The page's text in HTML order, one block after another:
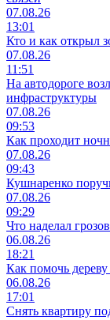
07.08.26
13:01
Кто и как открыл
07.08.26
11:51
На автодороге
инфраструктуры
07.08.26
09:53
Как проходит
07.08.26
09:43
Кушнаренко
07.08.26
09:29
Что наделал
06.08.26
18:21
Как помочь
06.08.26
17:01
Снять квартиру